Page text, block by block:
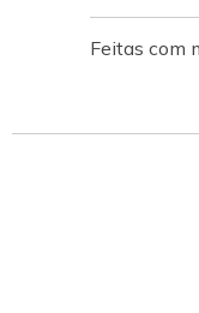
Feitas com